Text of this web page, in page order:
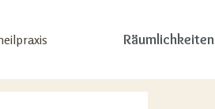
Räumlichkeiten